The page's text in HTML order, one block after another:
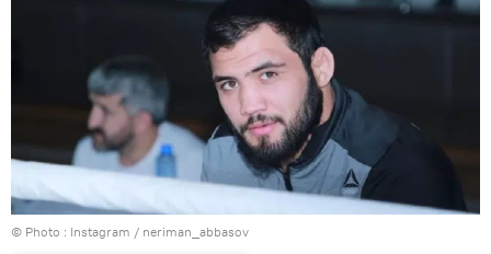
© Photo : Instagram / neriman_abbasov